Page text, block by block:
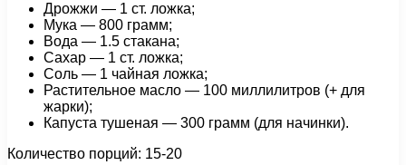
Дрожжи — 1 ст. ложка;
Мука — 800 грамм;
Вода — 1.5 стакана;
Сахар — 1 ст. ложка;
Соль — 1 чайная ложка;
Растительное масло — 100 миллилитров (+ для
жарки);
Капуста тушеная — 300 грамм (для начинки).
Количество порций: 15-20